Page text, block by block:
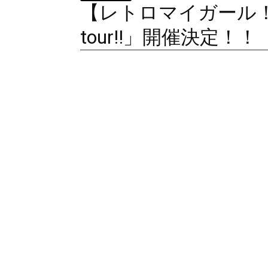
【レトロマイガー
tour!!」開催決定！！